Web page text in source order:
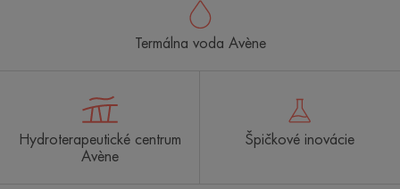
Termálna voda Avène
Hydroterapeutické centrum
Avène
Špičkové inovácie